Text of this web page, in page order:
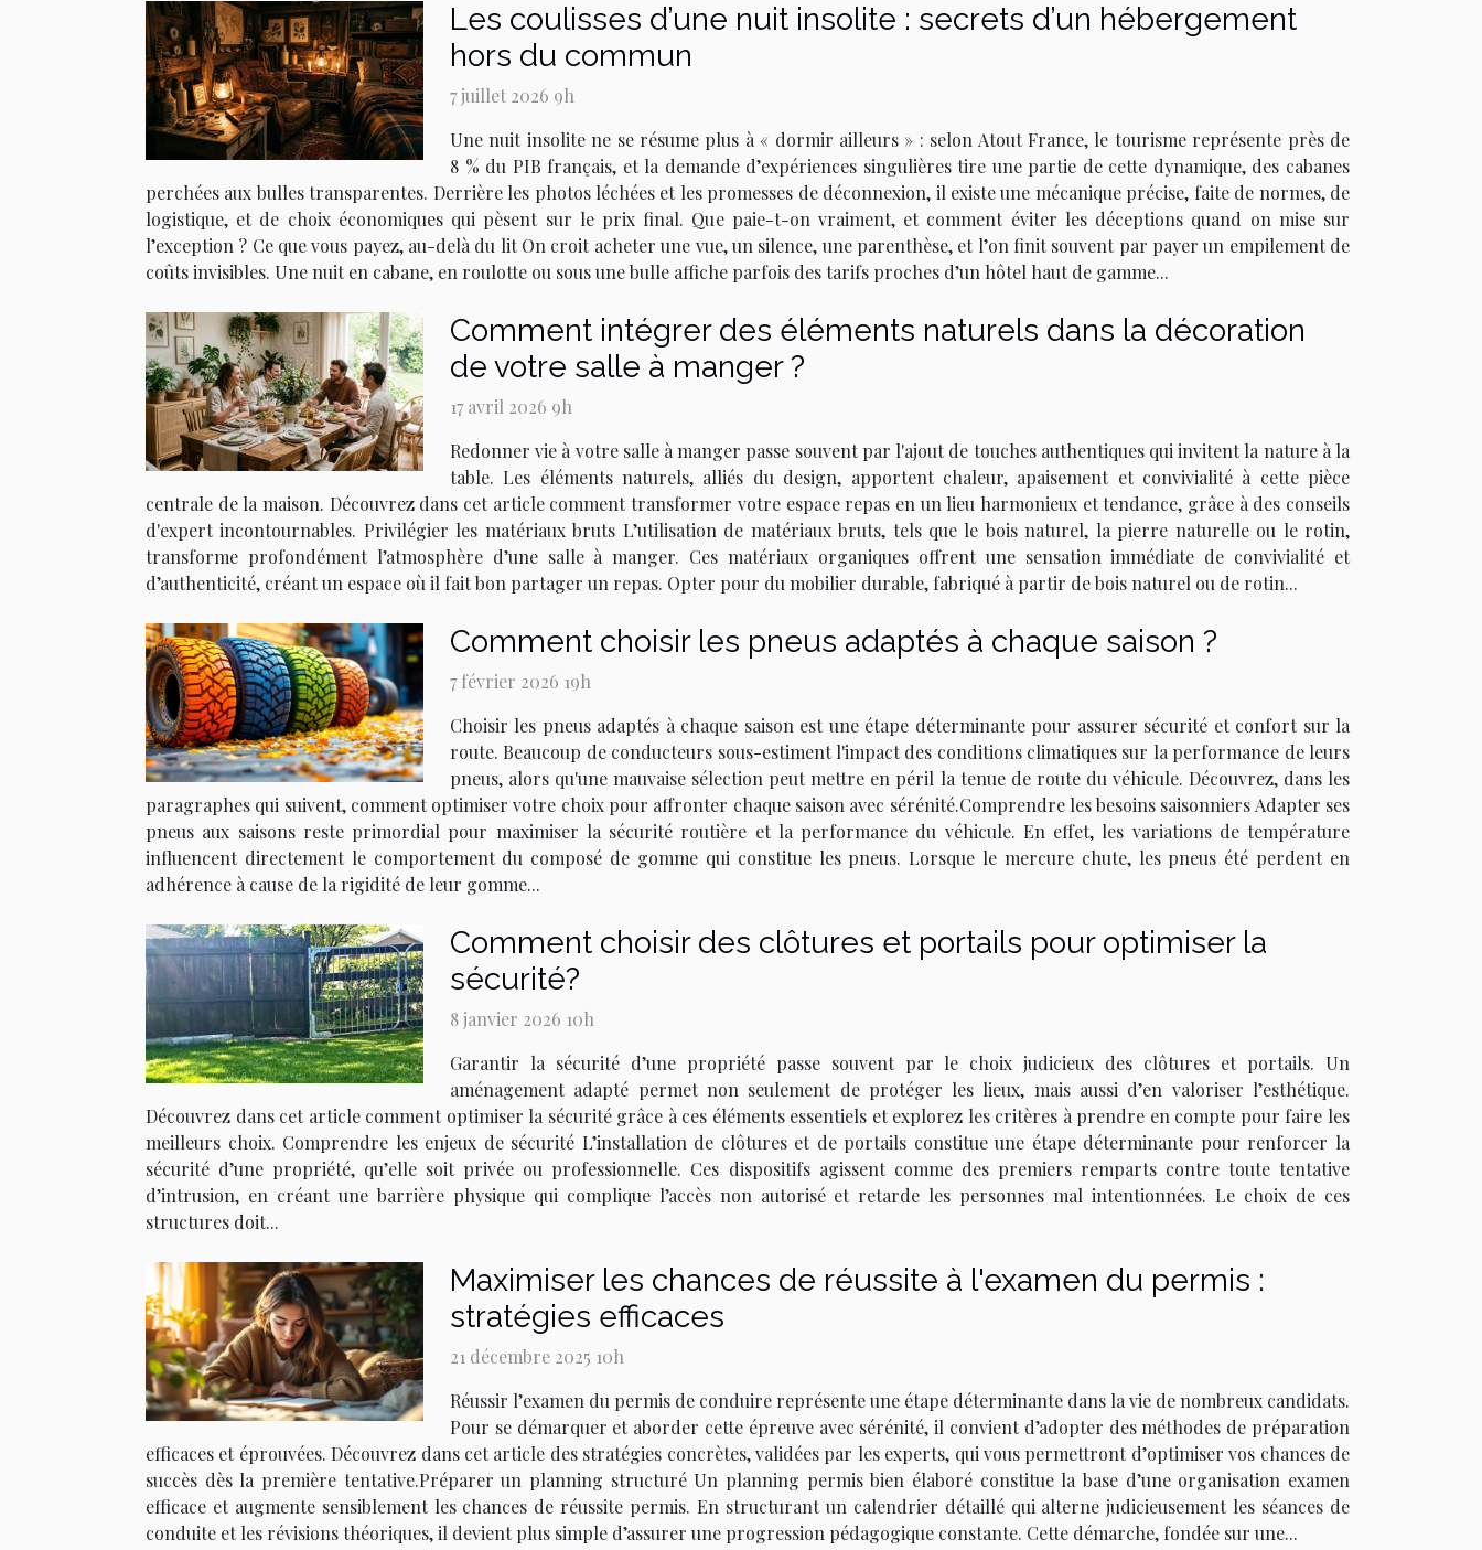
Les coulisses d’une nuit insolite : secrets d’un hébergement
hors du commun
7 juillet 2026 9h
Une nuit insolite ne se résume plus à « dormir ailleurs » : selon Atout France, le tourisme représente près de
8 % du PIB français, et la demande d’expériences singulières tire une partie de cette dynamique, des cabanes
perchées aux bulles transparentes. Derrière les photos léchées et les promesses de déconnexion, il existe une mécanique précise, faite de normes, de
logistique, et de choix économiques qui pèsent sur le prix final. Que paie-t-on vraiment, et comment éviter les déceptions quand on mise sur
l’exception ? Ce que vous payez, au-delà du lit On croit acheter une vue, un silence, une parenthèse, et l’on finit souvent par payer un empilement de
coûts invisibles. Une nuit en cabane, en roulotte ou sous une bulle affiche parfois des tarifs proches d’un hôtel haut de gamme...
Comment intégrer des éléments naturels dans la décoration
de votre salle à manger ?
17 avril 2026 9h
Redonner vie à votre salle à manger passe souvent par l'ajout de touches authentiques qui invitent la nature à la
table. Les éléments naturels, alliés du design, apportent chaleur, apaisement et convivialité à cette pièce
centrale de la maison. Découvrez dans cet article comment transformer votre espace repas en un lieu harmonieux et tendance, grâce à des conseils
d'expert incontournables. Privilégier les matériaux bruts L’utilisation de matériaux bruts, tels que le bois naturel, la pierre naturelle ou le rotin,
transforme profondément l’atmosphère d’une salle à manger. Ces matériaux organiques offrent une sensation immédiate de convivialité et
d’authenticité, créant un espace où il fait bon partager un repas. Opter pour du mobilier durable, fabriqué à partir de bois naturel ou de rotin...
Comment choisir les pneus adaptés à chaque saison ?
7 février 2026 19h
Choisir les pneus adaptés à chaque saison est une étape déterminante pour assurer sécurité et confort sur la
route. Beaucoup de conducteurs sous-estiment l'impact des conditions climatiques sur la performance de leurs
pneus, alors qu'une mauvaise sélection peut mettre en péril la tenue de route du véhicule. Découvrez, dans les
paragraphes qui suivent, comment optimiser votre choix pour affronter chaque saison avec sérénité.Comprendre les besoins saisonniers Adapter ses
pneus aux saisons reste primordial pour maximiser la sécurité routière et la performance du véhicule. En effet, les variations de température
influencent directement le comportement du composé de gomme qui constitue les pneus. Lorsque le mercure chute, les pneus été perdent en
adhérence à cause de la rigidité de leur gomme...
Comment choisir des clôtures et portails pour optimiser la
sécurité?
8 janvier 2026 10h
Garantir la sécurité d’une propriété passe souvent par le choix judicieux des clôtures et portails. Un
aménagement adapté permet non seulement de protéger les lieux, mais aussi d’en valoriser l’esthétique.
Découvrez dans cet article comment optimiser la sécurité grâce à ces éléments essentiels et explorez les critères à prendre en compte pour faire les
meilleurs choix. Comprendre les enjeux de sécurité L’installation de clôtures et de portails constitue une étape déterminante pour renforcer la
sécurité d’une propriété, qu’elle soit privée ou professionnelle. Ces dispositifs agissent comme des premiers remparts contre toute tentative
d’intrusion, en créant une barrière physique qui complique l’accès non autorisé et retarde les personnes mal intentionnées. Le choix de ces
structures doit...
Maximiser les chances de réussite à l'examen du permis :
stratégies efficaces
21 décembre 2025 10h
Réussir l’examen du permis de conduire représente une étape déterminante dans la vie de nombreux candidats.
Pour se démarquer et aborder cette épreuve avec sérénité, il convient d’adopter des méthodes de préparation
efficaces et éprouvées. Découvrez dans cet article des stratégies concrètes, validées par les experts, qui vous permettront d’optimiser vos chances de
succès dès la première tentative.Préparer un planning structuré Un planning permis bien élaboré constitue la base d’une organisation examen
efficace et augmente sensiblement les chances de réussite permis. En structurant un calendrier détaillé qui alterne judicieusement les séances de
conduite et les révisions théoriques, il devient plus simple d’assurer une progression pédagogique constante. Cette démarche, fondée sur une...